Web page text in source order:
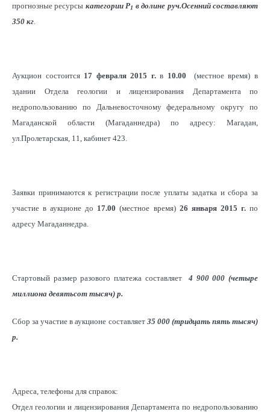
м
прогнозные ресурсы категории Р1 в долине руч.Осенний составляют
350 кг
Аукцион состоится 17 февраля 2015 г.в 10.00
(местное время) в
здании Отдела геологии и лицензирования Департамента по
недропользованию по Дальневосточному федеральному округу по
Магаданской области (Магаданнедра) по адресу: Магадан,
ул.Пролетарская, 11, кабинет 423.
Заявки принимаются к регистрации после уплаты задатка и сбора за
участие в аукционе до 17.00 (местное время) 26 января 2015 г.по
адресу Магаданнедра.
Стартовый размер разового платежа составляет 4 900 000 (четыре
миллиона девятьсот тысяч) р.
Сбор за участие в аукционе составляет 35 000 (тридцать пять тысяч)
р.
Адреса, телефоны для справок:
Отдел геологии и лицензирования Департамента по недропользованию